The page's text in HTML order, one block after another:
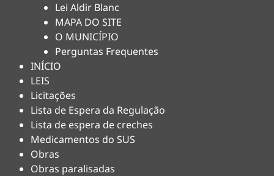
Lei Aldir Blanc
MAPA DO SITE
O MUNICÍPIO
Perguntas Frequentes
INÍCIO
LEIS
Licitações
Lista de Espera da Regulação
Lista de espera de creches
Medicamentos do SUS
Obras
Obras paralisadas